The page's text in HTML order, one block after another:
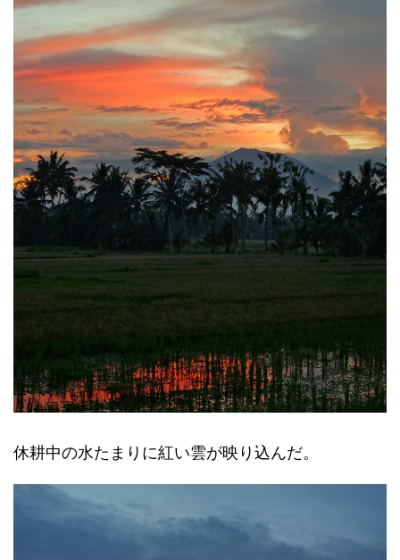
休耕中の水たまりに紅い雲が映り込んだ。